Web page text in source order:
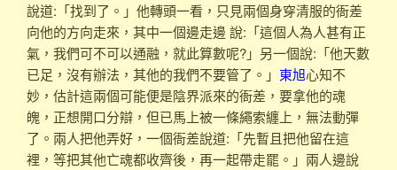
說道:「找到了。」他轉頭一看，只見兩個身穿清服的衙差
向他的方向走來，其中一個邊走邊 說:「這個人為人甚有正
氣，我們可不可以通融，就此算數呢?」另一個說:「他天數
已足，沒有辦法，其他的我們不要管了。」 東旭心知不
妙，估計這兩個可能便是陰界派來的衙差，要拿他的魂
魄，正想開口分辯，但已馬上被一條繩索纏上，無法動彈
了。兩人把他弄好，一個衙差說道:「先暫且把他留在這
裡，等把其他亡魂都收齊後，再一起帶走罷。」兩人邊說